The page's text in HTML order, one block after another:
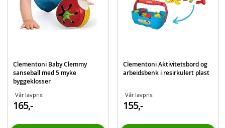
Clementoni Baby Clemmy
sanseball med 5 myke
byggeklosser
Vår lavpris:
165,-
Clementoni Aktivitetsbord og
arbeidsbenk i resirkulert plast
Vår lavpris:
155,-